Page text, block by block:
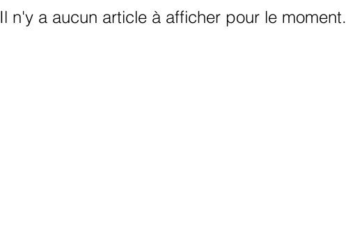
Il n'y a aucun article à afficher pour le moment.